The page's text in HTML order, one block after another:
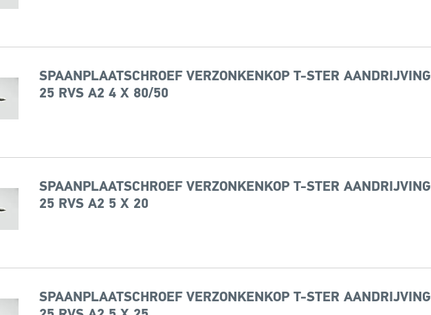
SPAANPLAATSCHROEF VERZONKENKOP T-STER AANDRIJVING
25 RVS A2 4 X 80/50
SPAANPLAATSCHROEF VERZONKENKOP T-STER AANDRIJVING
25 RVS A2 5 X 20
SPAANPLAATSCHROEF VERZONKENKOP T-STER AANDRIJVING